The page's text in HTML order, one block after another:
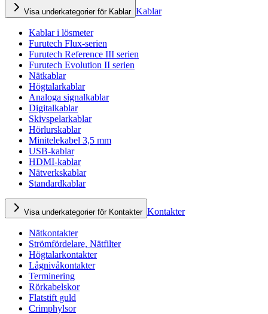
Visa underkategorier för Kablar Kablar
Kablar i lösmeter
Furutech Flux-serien
Furutech Reference III serien
Furutech Evolution II serien
Nätkablar
Högtalarkablar
Analoga signalkablar
Digitalkablar
Skivspelarkablar
Hörlurskablar
Minitelekabel 3,5 mm
USB-kablar
HDMI-kablar
Nätverkskablar
Standardkablar
Visa underkategorier för Kontakter Kontakter
Nätkontakter
Strömfördelare, Nätfilter
Högtalarkontakter
Lågnivåkontakter
Terminering
Rörkabelskor
Flatstift guld
Crimphylsor